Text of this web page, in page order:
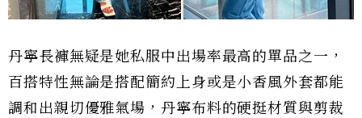
丹寧長褲無疑是她私服中出場率最高的單品之一，
百搭特性無論是搭配簡約上身或是小香風外套都能
調和出親切優雅氣場，丹寧布料的硬挺材質與剪裁